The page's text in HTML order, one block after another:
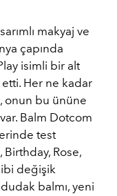
makyaj ve
çapında
isimli bir alt
Her ne kadar
onun bu ününe
Balm Dotcom
test
Rose,
değişik
balmı, yeni